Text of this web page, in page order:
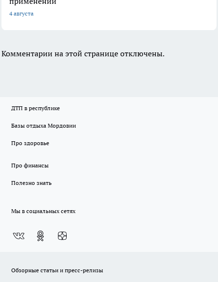
4 августа
Комментарии на этой странице отключены.
ДТП в республике
Базы отдыха Мордовии
Про здоровье
Про финансы
Полезно знать
Мы в социальных сетях
Обзорные статьи и пресс-релизы